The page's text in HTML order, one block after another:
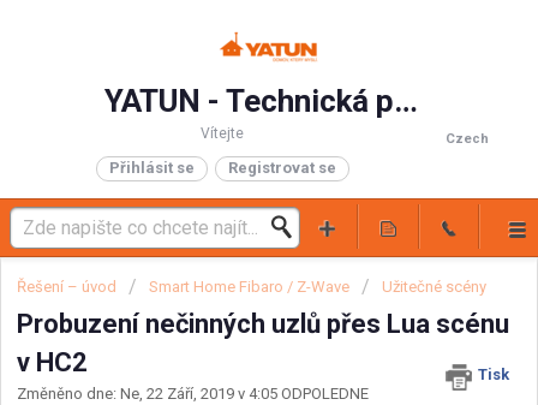
YATUN - Technická podpora
Czech
Vítejte
Přihlásit se Registrovat se
Řešení – úvod Smart Home Fibaro / Z-Wave Užitečné scény
Probuzení nečinných uzlů přes Lua scénu
v HC2
Tisk
Změněno dne: Ne, 22 Září, 2019 v 4:05 ODPOLEDNE